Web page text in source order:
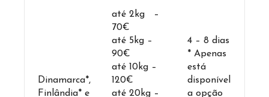
Dinamarca*,
Finlândia* e
até 2kg –
70€
até 5kg –
90€
até 10kg –
120€
até 20kg –
4 – 8 dias
* Apenas
está
disponível
a opção